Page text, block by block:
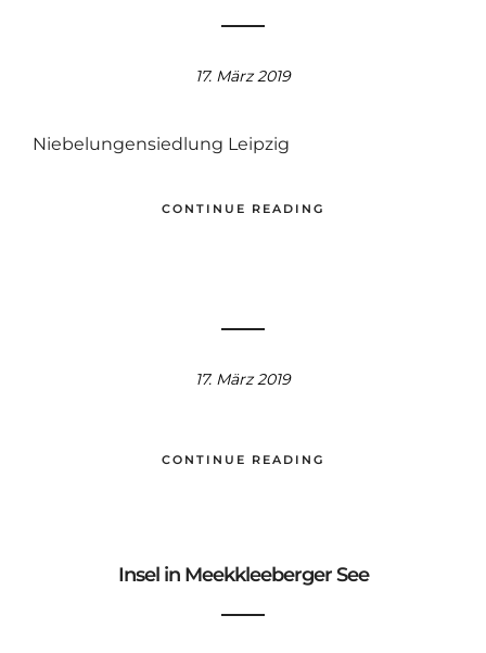
17. März 2019
Niebelungensiedlung Leipzig
CONTINUE READING
17. März 2019
CONTINUE READING
Insel in Meekkleeberger See